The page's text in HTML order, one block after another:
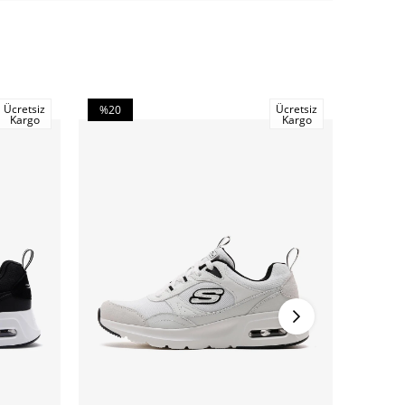
Ücretsiz
Kargo
%20
Ücretsiz
Kargo